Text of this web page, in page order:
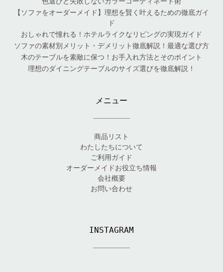
【ソファをオーダーメイド】理想を賢く叶えるための徹底ガイ
ド
おしゃれで憧れる！ホテルライクなリビングの実現ガイド
ソファの素材別メリット・デメリット徹底解説！最適な選び方
木のテーブルを素敵に保つ！お手入れ方法とそのポイント
理想のダイニングテーブルのサイズ選びを徹底解説！
メニュー
商品リスト
わたしたちについて
ご利用ガイド
オーダーメイドお役立ち情報
会社概要
お問い合わせ
INSTAGRAM